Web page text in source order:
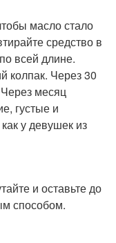
масло стало
средство в
всей длине.
колпак. Через 30
месяц
густые и
у девушек из
и оставьте до
способом.